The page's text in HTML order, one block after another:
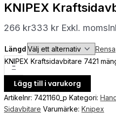
KNIPEX
266 kr333 kr Exkl. moms
Längd Rensa
-
KNIPEX Kraftsidavbitare 7421
Lägg till i varukorg
Artikelnr: 7421160_p Kategori:
Sidavbitare Varumärke: Knipex